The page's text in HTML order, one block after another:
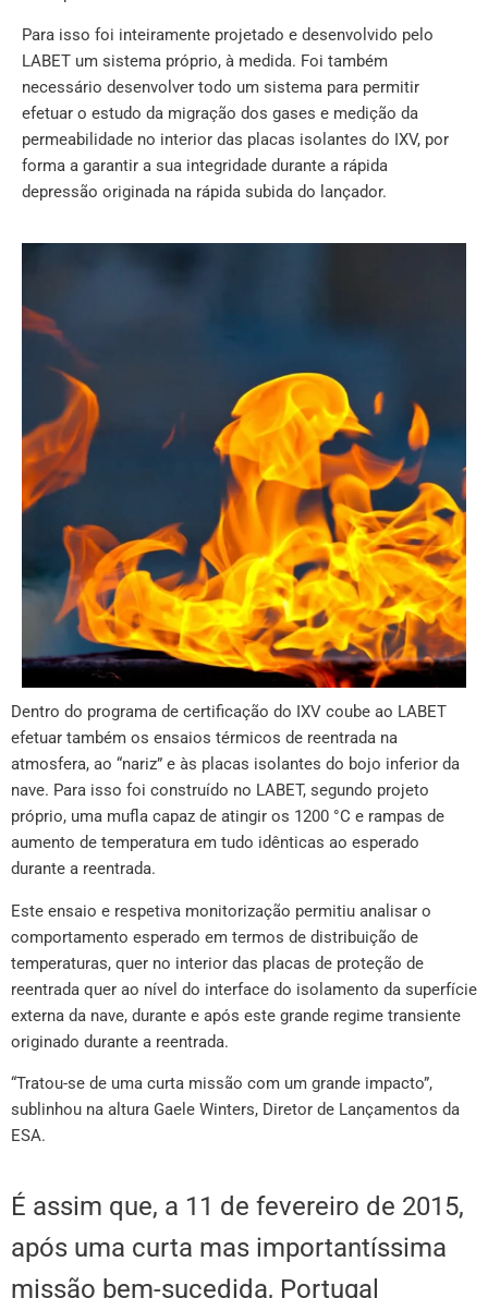
Para isso foi inteiramente projetado e desenvolvido pelo
LABET um sistema próprio, à medida. Foi também
necessário desenvolver todo um sistema para permitir
efetuar o estudo da migração dos gases e medição da
permeabilidade no interior das placas isolantes do IXV, por
forma a garantir a sua integridade durante a rápida
depressão originada na rápida subida do lançador.
Dentro do programa de certificação do IXV coube ao LABET
efetuar também os ensaios térmicos de reentrada na
atmosfera, ao “nariz” e às placas isolantes do bojo inferior da
nave. Para isso foi construído no LABET, segundo projeto
próprio, uma mufla capaz de atingir os 1200 °C e rampas de
aumento de temperatura em tudo idênticas ao esperado
durante a reentrada.
Este ensaio e respetiva monitorização permitiu analisar o
comportamento esperado em termos de distribuição de
temperaturas, quer no interior das placas de proteção de
reentrada quer ao nível do interface do isolamento da superfície
externa da nave, durante e após este grande regime transiente
originado durante a reentrada.
“Tratou-se de uma curta missão com um grande impacto”,
sublinhou na altura Gaele Winters, Diretor de Lançamentos da
ESA.
É assim que, a 11 de fevereiro de 2015,
após uma curta mas importantíssima
missão bem-sucedida, Portugal